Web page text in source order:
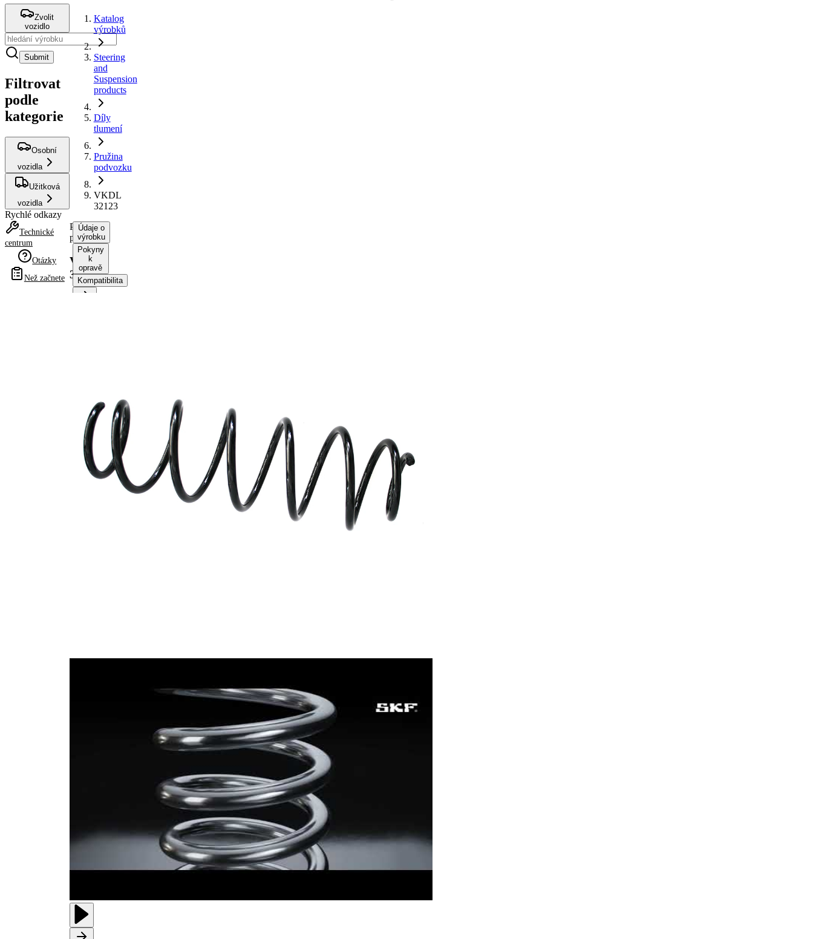
Zvolit
vozidlo
Submit
Filtrovat
podle
kategorie
Osobní
vozidla
Užitková
vozidla
Rychlé odkazy
Technické
centrum
Otázky
Než začnete
Katalog
výrobků
Steering
and
Suspension
products
Díly
tlumení
Pružina
podvozku
VKDL
32123
Pružina
podvozku
VKDL
32123
Údaje o
výrobku
Pokyny
k
opravě
Kompatibilita
pružiny
pružina s
konstatním
průměrem
Vnější
průměr
131 mm
Průměr
drátu
10,75 mm